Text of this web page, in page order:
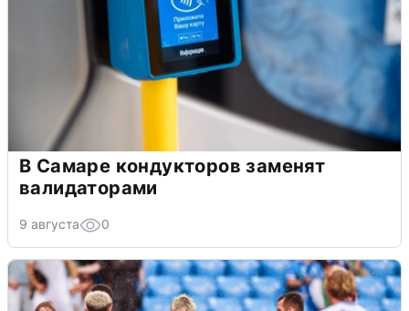
В Самаре кондукторов заменят
валидаторами
9 августа 0